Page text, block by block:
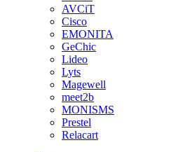
AVCiT
Cisco
EMONITA
GeChic
Lideo
Lyts
Magewell
meet2b
MONISMS
Prestel
Relacart